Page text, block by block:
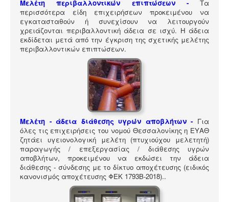
Μελέτη περιβαλλοντικών επιπτώσεων -
Τα
περισσότερα είδη επιχειρήσεων προκειμένου να
εγκατασταθούν ή συνεχίσουν να λειτουργούν
χρειάζονται περιβαλλοντική άδεια σε ισχύ. Η άδεια
εκδίδεται μετά από την έγκριση της σχετικής μελέτης
περιβαλλοντικών επιπτώσεων.
Μελέτη - άδεια διάθεσης υγρών αποβλήτων - Για
όλες τις επιχειρήσεις του νομού Θεσσαλονίκης η ΕΥΑΘ
ζητάει υγειονολογική μελέτη (πτυχιούχου μελετητή)
παραγωγής / επεξεργασίας / διάθεσης υγρών
αποβλήτων, προκειμένου να εκδώσει την άδεια
διάθεσης - σύνδεσης με το δίκτυο αποχέτευσης (ειδικός
κανονισμός αποχέτευσης ΦΕΚ 1793Β-2018)..